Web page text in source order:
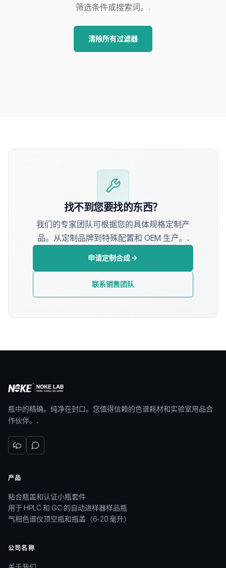
筛选条件或搜索词。.
清除所有过滤器
找不到您要找的东西？
我们的专家团队可根据您的具体规格定制产
品。从定制品牌到特殊配置和 OEM 生产。.
申请定制合成
联系销售团队
瓶中的精确。纯净在封口。您值得信赖的色谱耗材和实验室用品合
作伙伴。.
产品
粘合瓶盖和认证小瓶套件
用于 HPLC 和 GC 的自动进样器样品瓶
气相色谱仪顶空瓶和瓶盖（6-20 毫升）
公司名称